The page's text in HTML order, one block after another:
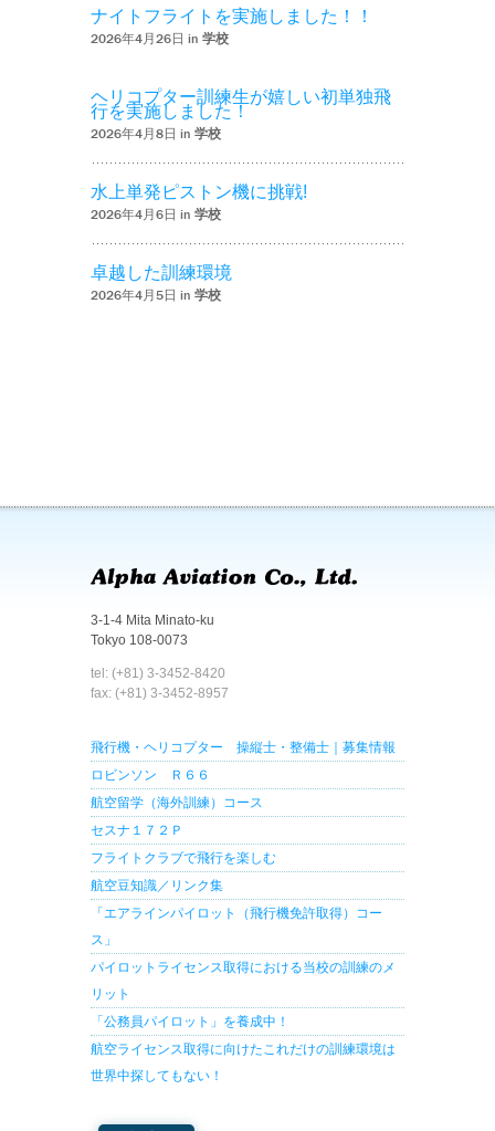
ナイトフライトを実施しました！！
2026年4月26日 in 学校
ヘリコプター訓練生が嬉しい初単独飛
行を実施しました！
2026年4月8日 in 学校
水上単発ピストン機に挑戦!
2026年4月6日 in 学校
卓越した訓練環境
2026年4月5日 in 学校
3-1-4 Mita Minato-ku
Tokyo 108-0073
tel: (+81) 3-3452-8420
fax: (+81) 3-3452-8957
飛行機・ヘリコプター 操縦士・整備士｜募集情報
ロビンソン Ｒ６６
航空留学（海外訓練）コース
セスナ１７２Ｐ
フライトクラブで飛行を楽しむ
航空豆知識／リンク集
「エアラインパイロット（飛行機免許取得）コー
ス」
パイロットライセンス取得における当校の訓練のメ
リット
「公務員パイロット」を養成中！
航空ライセンス取得に向けたこれだけの訓練環境は
世界中探してもない！